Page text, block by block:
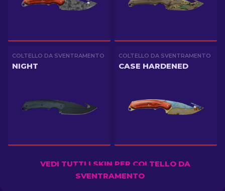
COLTELLO DA SVENTRAMENTO
NIGHT
COLTELLO DA SVENTRAMENTO
CASE HARDENED
VEDI TUTTI I SKIN PER COLTELLO DA
SVENTRAMENTO